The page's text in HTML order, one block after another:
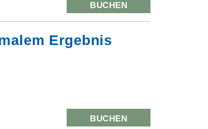
BUCHEN
Ergebnis
BUCHEN